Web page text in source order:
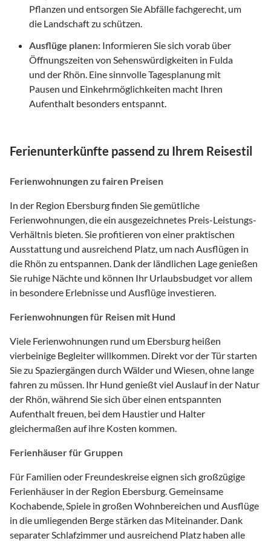
Pflanzen und entsorgen Sie Abfälle fachgerecht, um
die Landschaft zu schützen.
Ausflüge planen: Informieren Sie sich vorab über
Öffnungszeiten von Sehenswürdigkeiten in Fulda
und der Rhön. Eine sinnvolle Tagesplanung mit
Pausen und Einkehrmöglichkeiten macht Ihren
Aufenthalt besonders entspannt.
Ferienunterkünfte passend zu Ihrem Reisestil
Ferienwohnungen zu fairen Preisen
In der Region Ebersburg finden Sie gemütliche
Ferienwohnungen, die ein ausgezeichnetes Preis-Leistungs-
Verhältnis bieten. Sie profitieren von einer praktischen
Ausstattung und ausreichend Platz, um nach Ausflügen in
die Rhön zu entspannen. Dank der ländlichen Lage genießen
Sie ruhige Nächte und können Ihr Urlaubsbudget vor allem
in besondere Erlebnisse und Ausflüge investieren.
Ferienwohnungen für Reisen mit Hund
Viele Ferienwohnungen rund um Ebersburg heißen
vierbeinige Begleiter willkommen. Direkt vor der Tür starten
Sie zu Spaziergängen durch Wälder und Wiesen, ohne lange
fahren zu müssen. Ihr Hund genießt viel Auslauf in der Natur
der Rhön, während Sie sich über einen entspannten
Aufenthalt freuen, bei dem Haustier und Halter
gleichermaßen auf ihre Kosten kommen.
Ferienhäuser für Gruppen
Für Familien oder Freundeskreise eignen sich großzügige
Ferienhäuser in der Region Ebersburg. Gemeinsame
Kochabende, Spiele in großen Wohnbereichen und Ausflüge
in die umliegenden Berge stärken das Miteinander. Dank
separater Schlafzimmer und ausreichend Platz haben alle